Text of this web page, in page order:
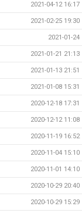
2021-04-12 16:17
2021-02-25 19:30
2021-01-24
2021-01-21 21:13
2021-01-13 21:51
2021-01-08 15:31
2020-12-18 17:31
2020-12-12 11:08
2020-11-19 16:52
2020-11-04 15:10
2020-11-01 14:10
2020-10-29 20:40
2020-10-29 15:29